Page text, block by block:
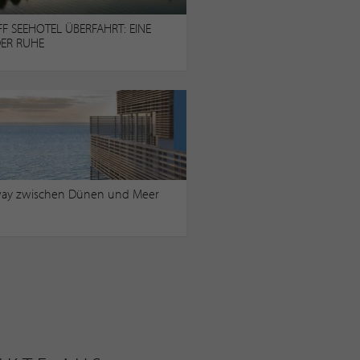
SEEHOTEL ÜBERFAHRT: EINE
RUHE
zwischen Dünen und Meer